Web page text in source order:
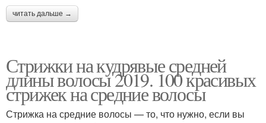
читать дальше →
Стрижки на кудрявые средней
длины волосы 2019. 100 красивых
стрижек на средние волосы
Стрижка на средние волосы — то, что нужно, если вы